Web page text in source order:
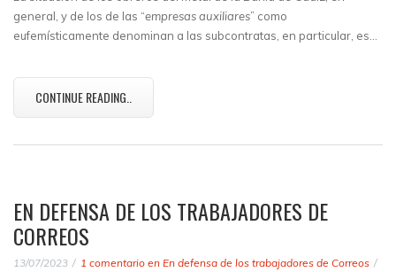
general, y de los de las “empresas auxiliares” como
eufemísticamente denominan a las subcontratas, en particular, es…
CONTINUE READING..
EN DEFENSA DE LOS TRABAJADORES DE
CORREOS
13/07/2023 1 comentario en En defensa de los trabajadores de Correos